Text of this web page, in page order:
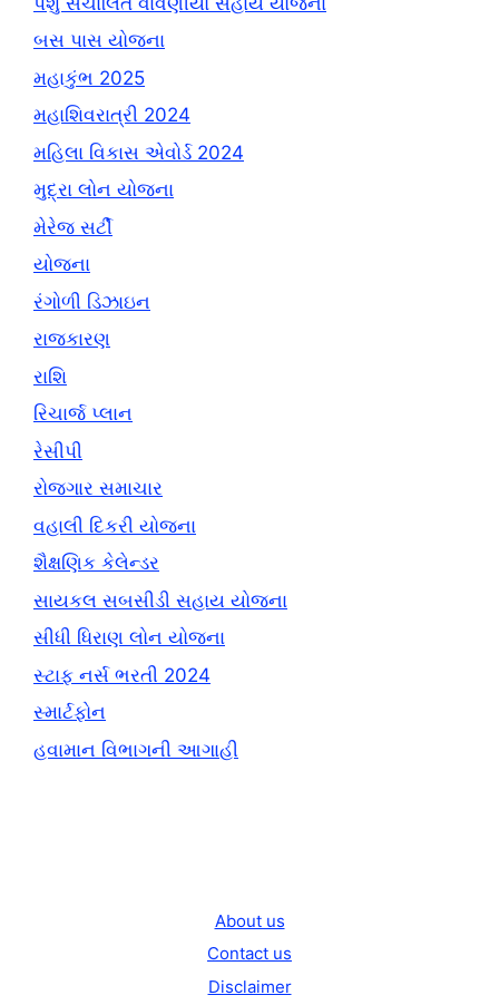
બસ પાસ યોજના
મહાકુંભ 2025
મહાશિવરાત્રી 2024
મહિલા વિકાસ એવોર્ડ 2024
મુદ્રા લોન યોજના
મેરેજ સર્ટી
યોજના
રંગોળી ડિઝાઇન
રાજકારણ
રાશિ
રિચાર્જ પ્લાન
રેસીપી
રોજગાર સમાચાર
વહાલી દિકરી યોજના
શૈક્ષણિક કેલેન્ડર
સાયકલ સબસીડી સહાય યોજના
સીધી ધિરાણ લોન યોજના
સ્ટાફ નર્સ ભરતી 2024
સ્માર્ટફોન
હવામાન વિભાગની આગાહી
About us
Contact us
Disclaimer